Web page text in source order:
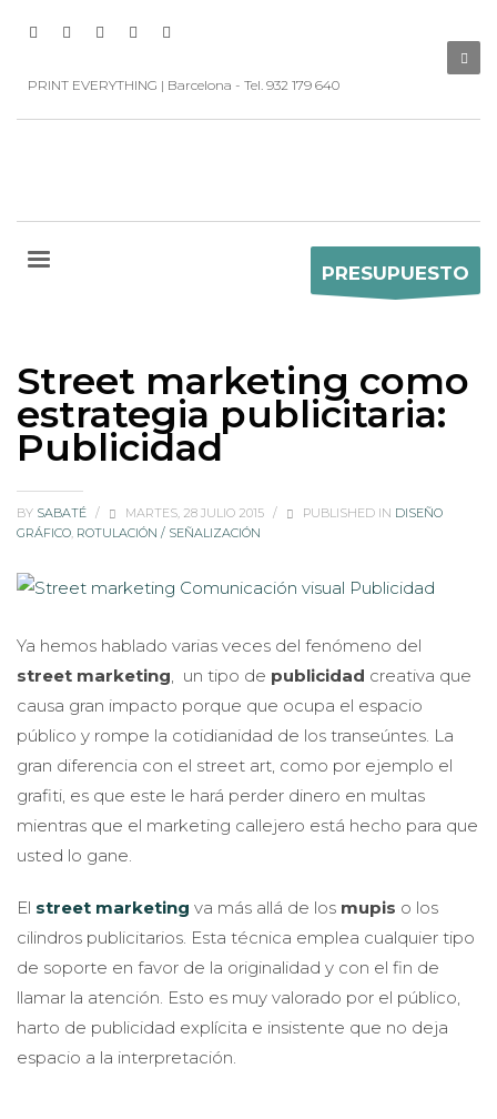
PRINT EVERYTHING | Barcelona - Tel. 932 179 640
PRESUPUESTO
Street marketing como
estrategia publicitaria:
Publicidad
BY SABATÉ / MARTES, 28 JULIO 2015 / PUBLISHED IN DISEÑO
GRÁFICO, ROTULACIÓN / SEÑALIZACIÓN
Ya hemos hablado varias veces del fenómeno del
street marketing , un tipo de publicidad creativa que
causa gran impacto porque que ocupa el espacio
público y rompe la cotidianidad de los transeúntes. La
gran diferencia con el street art, como por ejemplo el
grafiti, es que este le hará perder dinero en multas
mientras que el marketing callejero está hecho para que
usted lo gane.
El street marketing va más allá de los mupis o los
cilindros publicitarios. Esta técnica emplea cualquier tipo
de soporte en favor de la originalidad y con el fin de
llamar la atención. Esto es muy valorado por el público,
harto de publicidad explícita e insistente que no deja
espacio a la interpretación.